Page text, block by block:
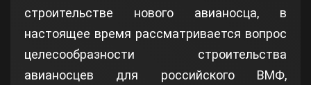
строительстве нового авианосца, в
настоящее время рассматривается вопрос
целесообразности строительства
авианосцев для российского ВМФ,